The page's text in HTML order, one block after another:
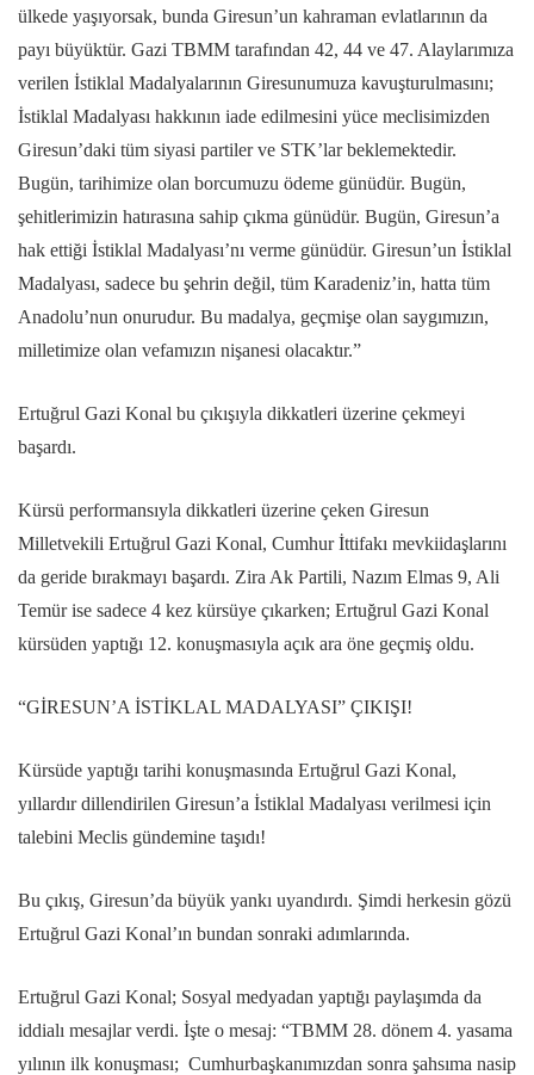
ülkede yaşıyorsak, bunda Giresun’un kahraman evlatlarının da
payı büyüktür. Gazi TBMM tarafından 42, 44 ve 47. Alaylarımıza
verilen İstiklal Madalyalarının Giresunumuza kavuşturulmasını;
İstiklal Madalyası hakkının iade edilmesini yüce meclisimizden
Giresun’daki tüm siyasi partiler ve STK’lar beklemektedir.
Bugün, tarihimize olan borcumuzu ödeme günüdür. Bugün,
şehitlerimizin hatırasına sahip çıkma günüdür. Bugün, Giresun’a
hak ettiği İstiklal Madalyası’nı verme günüdür. Giresun’un İstiklal
Madalyası, sadece bu şehrin değil, tüm Karadeniz’in, hatta tüm
Anadolu’nun onurudur. Bu madalya, geçmişe olan saygımızın,
milletimize olan vefamızın nişanesi olacaktır.”
Ertuğrul Gazi Konal bu çıkışıyla dikkatleri üzerine çekmeyi
başardı.
Kürsü performansıyla dikkatleri üzerine çeken Giresun
Milletvekili Ertuğrul Gazi Konal, Cumhur İttifakı mevkiidaşlarını
da geride bırakmayı başardı. Zira Ak Partili, Nazım Elmas 9, Ali
Temür ise sadece 4 kez kürsüye çıkarken; Ertuğrul Gazi Konal
kürsüden yaptığı 12. konuşmasıyla açık ara öne geçmiş oldu.
“GİRESUN’A İSTİKLAL MADALYASI” ÇIKIŞI!
Kürsüde yaptığı tarihi konuşmasında Ertuğrul Gazi Konal,
yıllardır dillendirilen Giresun’a İstiklal Madalyası verilmesi için
talebini Meclis gündemine taşıdı!
Bu çıkış, Giresun’da büyük yankı uyandırdı. Şimdi herkesin gözü
Ertuğrul Gazi Konal’ın bundan sonraki adımlarında.
Ertuğrul Gazi Konal; Sosyal medyadan yaptığı paylaşımda da
iddialı mesajlar verdi. İşte o mesaj: “TBMM 28. dönem 4. yasama
yılının ilk konuşması; Cumhurbaşkanımızdan sonra şahsıma nasip